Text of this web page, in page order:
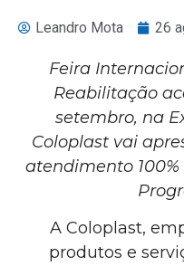
Leandro Mota 26
Feira
Reabilitação
setembro, na
Coloplast vai
atendimento
A Coloplast,
produtos e